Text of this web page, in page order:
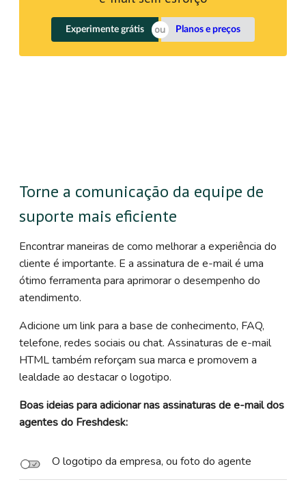
Experimente grátis Planos e preços
Torne a comunicação da equipe de
suporte mais eficiente
Encontrar maneiras de como melhorar a experiência do
cliente é importante. E a assinatura de e-mail é uma
ótimo ferramenta para aprimorar o desempenho do
atendimento.
Adicione um link para a base de conhecimento, FAQ,
telefone, redes sociais ou chat. Assinaturas de e-mail
HTML também reforçam sua marca e promovem a
lealdade ao destacar o logotipo.
Boas ideias para adicionar nas assinaturas de e-mail dos
agentes do Freshdesk:
O logotipo da empresa, ou foto do agente